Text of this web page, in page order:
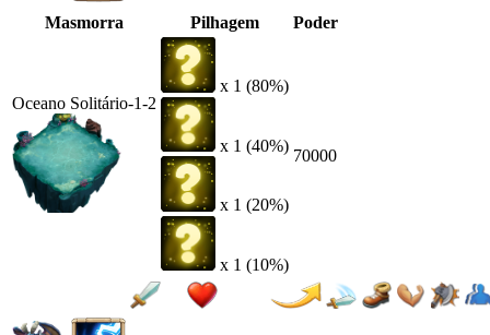
Masmorra Pilhagem Poder
Oceano Solitário-1-2
x 1 (80%)
x 1 (40%)
x 1 (20%)
x 1 (10%)
70000